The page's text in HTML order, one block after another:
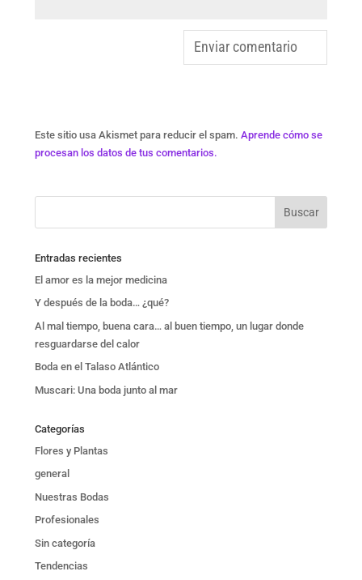
Este sitio usa Akismet para reducir el spam. Aprende cómo se
procesan los datos de tus comentarios.
Entradas recientes
El amor es la mejor medicina
Y después de la boda… ¿qué?
Al mal tiempo, buena cara… al buen tiempo, un lugar donde
resguardarse del calor
Boda en el Talaso Atlántico
Muscari: Una boda junto al mar
Categorías
Flores y Plantas
general
Nuestras Bodas
Profesionales
Sin categoría
Tendencias